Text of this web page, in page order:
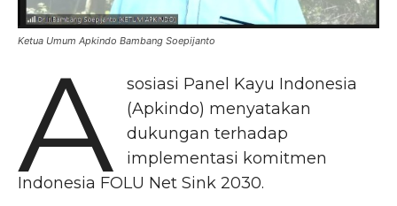
Ketua Umum Apkindo Bambang Soepijanto
A
sosiasi Panel Kayu Indonesia
(Apkindo) menyatakan
dukungan terhadap
implementasi komitmen
Indonesia FOLU Net Sink 2030.